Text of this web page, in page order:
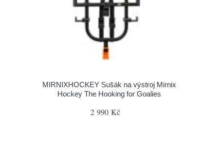
MIRNIXHOCKEY Sušák na výstroj Mirnix
Hockey The Hooking for Goalies
2 990 Kč